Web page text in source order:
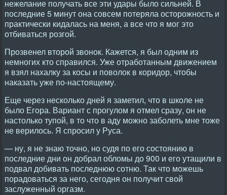
нежелание получать все эти удары было сильней. В
последние 5 минут она совсем потеряла осторожность и
практически кидалась на меня, а все что я мог это
отбиваться розгой.
Прозвенел второй звонок. Кажется, я был одним из
немногих кто справился. Уже отработанным движением
я взял нахалку за косы и поволок в коридор, чтобы
наказать уже по-настоящему.
Еще через несколько дней я заметил, что в школе не
было Егора. Вариант с прогулом я отмел сразу, он не
настолько тупой, в то что в аду можно заболеть мне тоже
не верилось. Я спросил у Руса.
— ну, я не знаю точно, но судя по его состоянию в
последние дни он добрал обломы до 900 и его утащили в
подвал добивать последнюю сотню. Так что можешь
порадоваться за него, сегодня он получит свой
заслуженный оргазм.